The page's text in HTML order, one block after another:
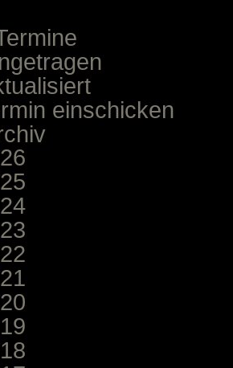
einschicken